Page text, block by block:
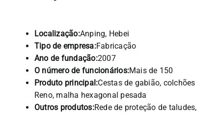
Localização:Anping, Hebei
Tipo de empresa:Fabricação
Ano de fundação:2007
O número de funcionários:Mais de 150
Produto principal:Cestas de gabião, colchões
Reno, malha hexagonal pesada
Outros produtos:Rede de proteção de taludes,